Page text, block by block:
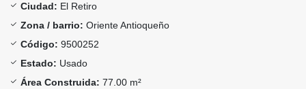
Ciudad: El Retiro
Zona / barrio: Oriente Antioqueño
Código: 9500252
Estado: Usado
Área Construida: 77.00 m²